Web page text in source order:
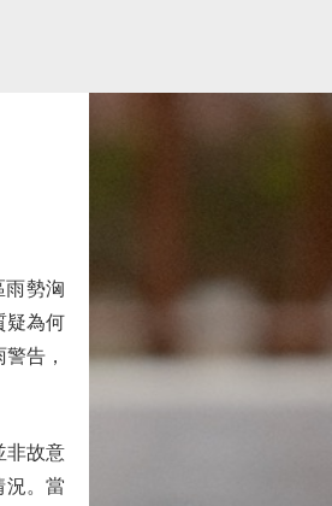
勢洶
疑為何
告，
非故意
況。當